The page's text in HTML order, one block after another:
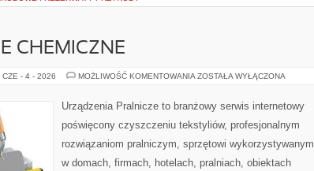
CHEMICZNE
CZE - 4 - 2026 MOŻLIWOŚĆ KOMENTOWANIA CZYSZCZENIE
ZOSTAŁA WYŁĄCZONA
Urządzenia Pralnicze to branżowy serwis internetowy
poświęcony czyszczeniu tekstyliów, profesjonalnym
rozwiązaniom pralniczym, sprzętowi wykorzystywanym
w domach, firmach, hotelach, pralniach, obiektach